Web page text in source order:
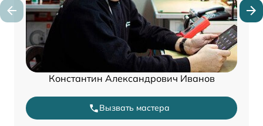
Константин Александрович Иванов
Вызвать мастера